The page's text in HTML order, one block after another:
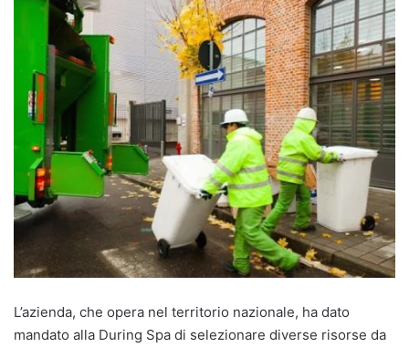
L’azienda, che opera nel territorio nazionale, ha dato
mandato alla During Spa di selezionare diverse risorse da